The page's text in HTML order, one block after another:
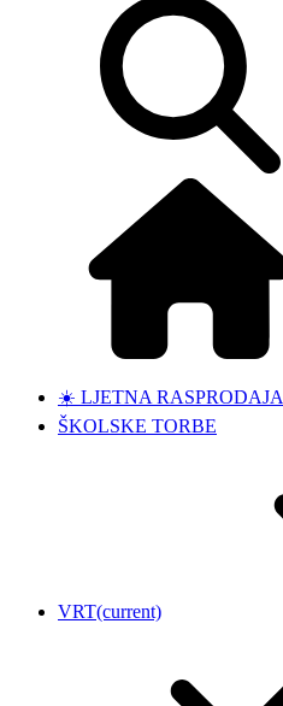
☀️ LJETNA RASPRODAJA
ŠKOLSKE TORBE
VRT(current)